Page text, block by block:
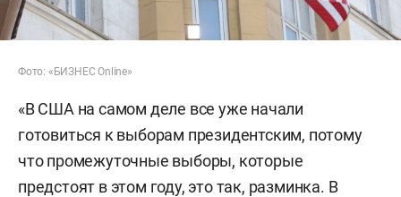
Фото: «БИЗНЕС Online»
«В США на самом деле все уже начали
готовиться к выборам президентским, потому
что промежуточные выборы, которые
предстоят в этом году, это так, разминка. В